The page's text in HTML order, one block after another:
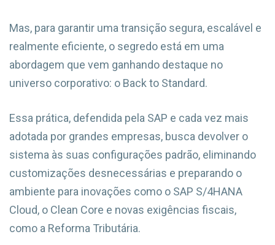
Mas, para garantir uma transição segura, escalável e
realmente eficiente, o segredo está em uma
abordagem que vem ganhando destaque no
universo corporativo: o Back to Standard.
Essa prática, defendida pela SAP e cada vez mais
adotada por grandes empresas, busca devolver o
sistema às suas configurações padrão, eliminando
customizações desnecessárias e preparando o
ambiente para inovações como o SAP S/4HANA
Cloud, o Clean Core e novas exigências fiscais,
como a Reforma Tributária.